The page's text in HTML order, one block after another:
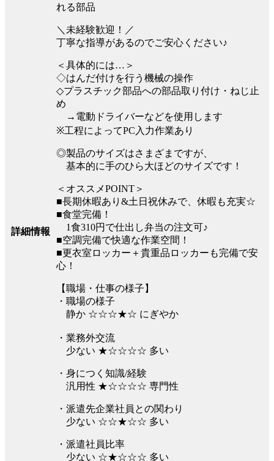
詳細情報
れる部品
＼未経験歓迎！／
丁寧な指導があるのでご安心ください♪
＜具体的には…＞
◇はんだ付けを行う機械の操作
◇プラスチック部品への部品取り付け・ねじ止
め
→電動ドライバーなどを使用します
※工程によってPC入力作業あり
◎製品のサイズはさまざまですが、
基本的に手のひら大ほどのサイズです！
＜オススメPOINT＞
■長期休暇あり&土日祝休みで、休暇も充実☆
■食堂完備！
1食310円で仕出し弁当の注文可♪
■空調完備で快適な作業空間！
■更衣室ロッカー＋貴重品ロッカーも完備で安
心！
【職場・仕事の様子】
・職場の様子
静か ☆☆☆★☆ にぎやか
・業務外交流
少ない ★☆☆☆☆ 多い
・身につく知識/経験
汎用性 ★☆☆☆☆ 専門性
・派遣先企業社員との関わり
少ない ☆☆★☆☆ 多い
・派遣社員比率
少ない ☆★☆☆☆ 多い